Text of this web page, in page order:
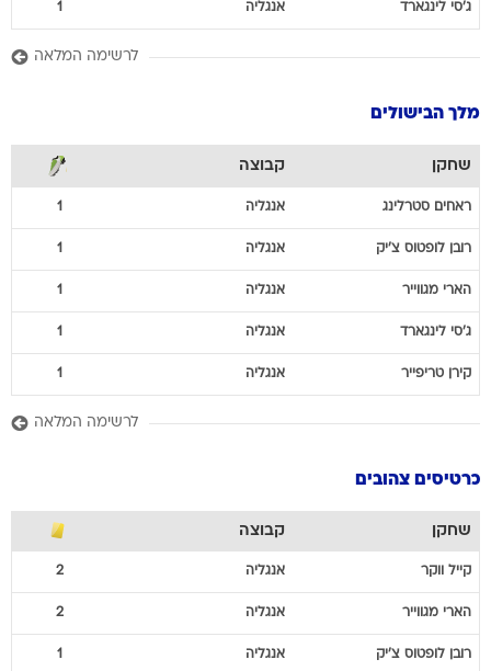
ג'סי לינגארד אנגליה 1
לרשימה המלאה
מלך הבישולים
שחקן קבוצה
ראחים סטרלינג אנגליה 1
רובן לופטוס צ'יק אנגליה 1
הארי מגווייר אנגליה 1
ג'סי לינגארד אנגליה 1
קירן טריפייר אנגליה 1
לרשימה המלאה
כרטיסים צהובים
שחקן קבוצה
קייל ווקר אנגליה 2
הארי מגווייר אנגליה 2
רובן לופטוס צ'יק אנגליה 1